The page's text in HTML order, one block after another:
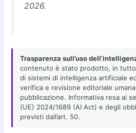
2026.
Trasparenza sull’uso
contenuto è stato prodotto, in tutto
di sistemi di intelligenza artificiale
verifica e revisione editoriale
pubblicazione. Informativa resa ai
(UE) 2024/1689 (AI Act) e degli
previsti dall’art. 50.